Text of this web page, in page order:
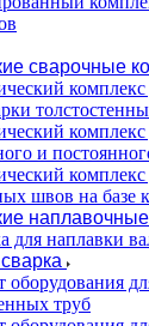
сварочные
комплекс
комплекс
и
швов на базе
для наплавки
оборудования
труб